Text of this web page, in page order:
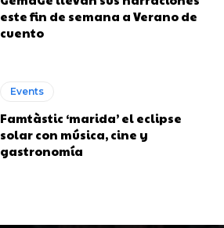
este fin de semana a Verano de
cuento
Events
Famtàstic ‘marida’ el eclipse
solar con música, cine y
gastronomía